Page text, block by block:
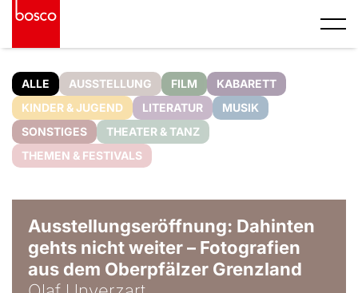
ALLE AUSSTELLUNG FILM
KABARETT
KINDER & JUGEND
LITERATUR
MUSIK
SONSTIGES
THEATER & TANZ
THEMEN & FESTIVALS
Ausstellungseröffnung: Dahinten
gehts nicht weiter – Fotografien
aus dem Oberpfälzer Grenzland